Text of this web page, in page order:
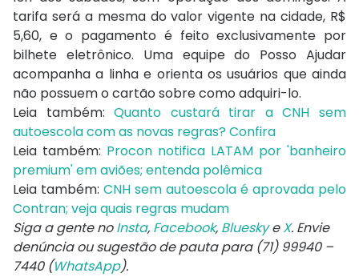
tarifa será a mesma do valor vigente na cidade, R$
5,60, e o pagamento é feito exclusivamente por
bilhete eletrônico. Uma equipe do Posso Ajudar
acompanha a linha e orienta os usuários que ainda
não possuem o cartão sobre como adquiri-lo.
Leia também:Quanto custará tirar a CNH sem
autoescola com as novas regras? Confira
Leia também: Procon notifica LATAM por 'banheiro
premium' em aviões; entenda polêmica
Leia também: CNH sem autoescola é aprovada pelo
Contran; veja quais regras mudam
Siga a gente noInsta, Facebook, BlueskyeX. Envie
denúncia ou sugestão de pauta para (71) 99940 –
7440 (WhatsApp).